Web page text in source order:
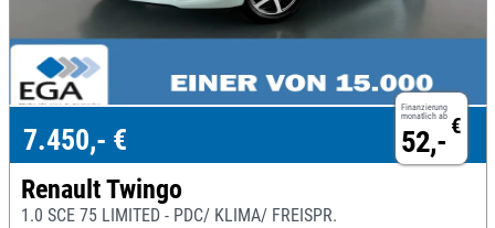
Finanzierung
monatlich ab €
52,-
7.450,- €
Renault Twingo
1.0 SCE 75 LIMITED - PDC/ KLIMA/ FREISPR.